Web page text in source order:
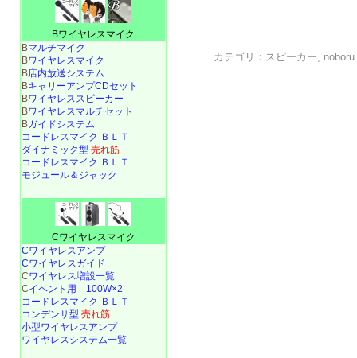
カテゴリ： スピーカー, noboru
Bワイヤレスマイク
Bマルチマイク
Bワイヤレスマイク
B店内放送システム
BキャリーアンプCDセット
Bワイヤレススピーカー
Bワイヤレスマルチセット
Bガイドシステム
コードレスマイク ＢＬＴ
ダイナミック型 売れ筋
コードレスマイク ＢＬＴ
モジュール＆ジャック
Cワイヤレスマイク
Cワイヤレスアンプ
Cワイヤレスガイド
Cワイヤレス増設一覧
Cイベント用 100W×2
コードレスマイク ＢＬＴ
コンデンサ型 売れ筋
小型ワイヤレスアンプ
ワイヤレスシステム一覧